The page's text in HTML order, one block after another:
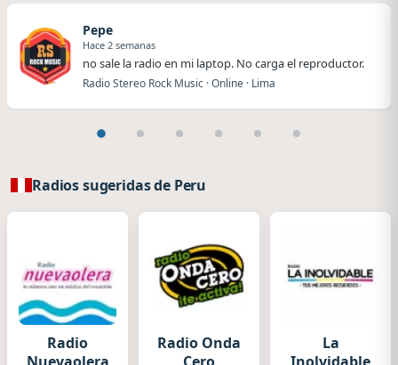
Pepe
Hace 2 semanas
no sale la radio en mi laptop. No carga el reproductor.
Radio Stereo Rock Music · Online · Lima
Radios sugeridas de Peru
Radio
Radio Onda
La